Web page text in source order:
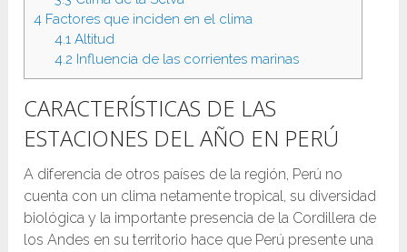
4 Factores que inciden en el clima
4.1Altitud
4.2 Influencia de las corrientes marinas
CARACTERÍSTICAS DE LAS
ESTACIONES DEL AÑO EN PERÚ
A diferencia de otros países de la región, Perú no
cuenta con un clima netamente tropical, su diversidad
biológica y la importante presencia de la Cordillera de
los Andes en su territorio hace que Perú presente una